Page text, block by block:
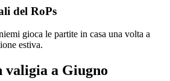
del RoPs
gioca le partite in casa una volta a
estiva.
valigia a Giugno